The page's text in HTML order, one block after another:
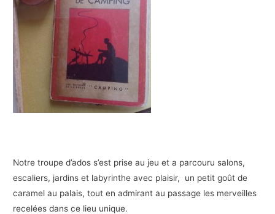
Notre troupe d’ados s’est prise au jeu et a parcouru salons,
escaliers, jardins et labyrinthe avec plaisir, un petit goût de
caramel au palais, tout en admirant au passage les merveilles
recelées dans ce lieu unique.